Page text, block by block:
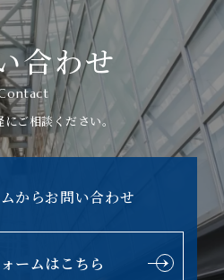
合わせ
ご相談ください。
からお問い合わせ
ームはこちら